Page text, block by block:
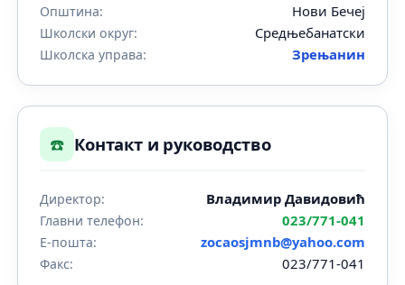
Општина: Нови Бечеј
Школски округ: Средњебанатски
Школска управа: Зрењанин
☎️ Контакт и руководство
Директор: Владимир Давидовић
Главни телефон: 023/771-041
Е-пошта: zocaosjmnb@yahoo.com
Факс: 023/771-041